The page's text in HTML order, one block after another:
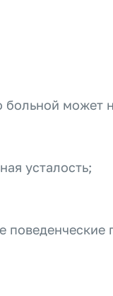
может
усталость;
поведенческие